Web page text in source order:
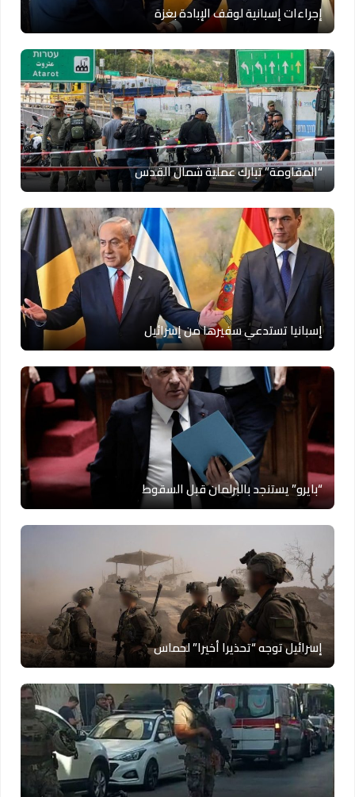
إجراءات إسبانية لوقف الإبادة بغزة
“المقاومة” تبارك عملية شمال القدس
إسبانيا تستدعي سفيرها من إسرائيل
“بايرو” يستنجد بالبرلمان قبل السقوط
إسرائيل توجه “تحذيرا أخيرا” لحماس